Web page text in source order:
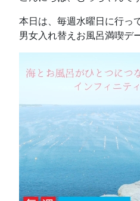
本日は、毎週水曜日に行っ
男女入れ替えお風呂満喫デ